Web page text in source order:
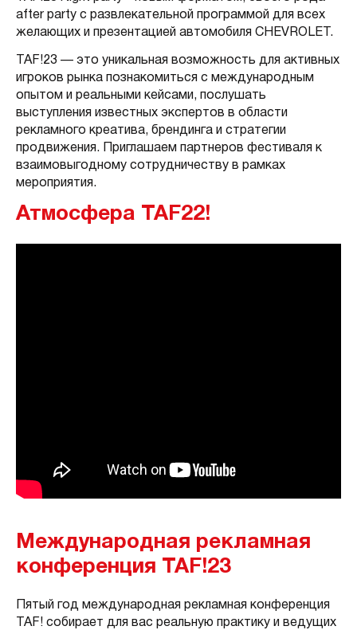
after party с развлекательной программой для всех
желающих и презентацией автомобиля CHEVROLET.
TAF!23 — это уникальная возможность для активных
игроков рынка познакомиться с международным
опытом и реальными кейсами, послушать
выступления известных экспертов в области
рекламного креатива, брендинга и стратегии
продвижения. Приглашаем партнеров фестиваля к
взаимовыгодному сотрудничеству в рамках
мероприятия.
Атмосфера TAF22!
Международная рекламная
конференция TAF!23
Пятый год международная рекламная конференция
TAF! собирает для вас реальную практику и ведущих